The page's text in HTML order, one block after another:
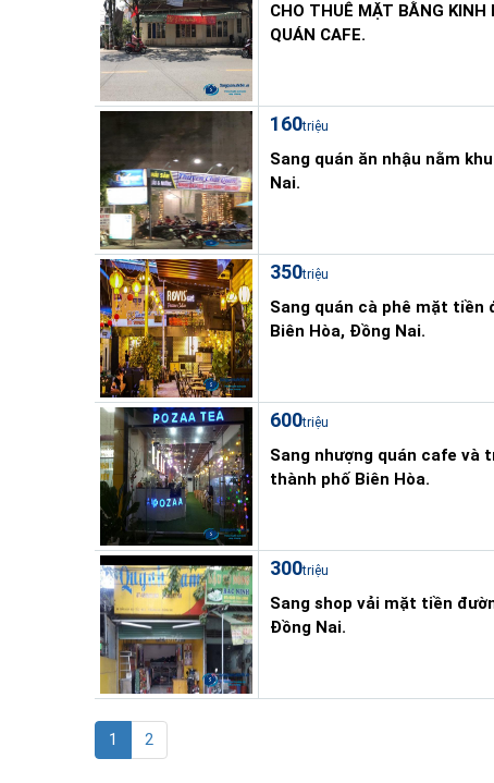
CHO THUÊ MẶT BẰNG
QUÁN CAFE.
160triệu
Sang quán ăn nhậu nằm
Nai.
350triệu
Sang quán cà phê mặt tiền
Biên Hòa, Đồng Nai.
600triệu
Sang nhượng quán cafe và
thành phố Biên Hòa.
300triệu
Sang shop vải mặt tiền
Đồng Nai.
1 2